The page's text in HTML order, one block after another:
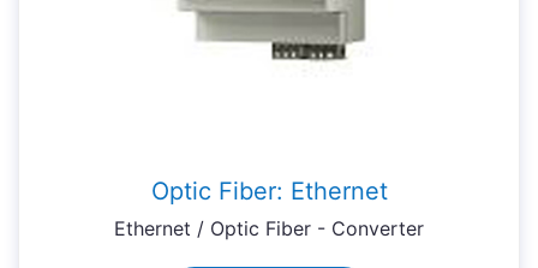
Optic Fiber: Ethernet
Ethernet / Optic Fiber - Converter